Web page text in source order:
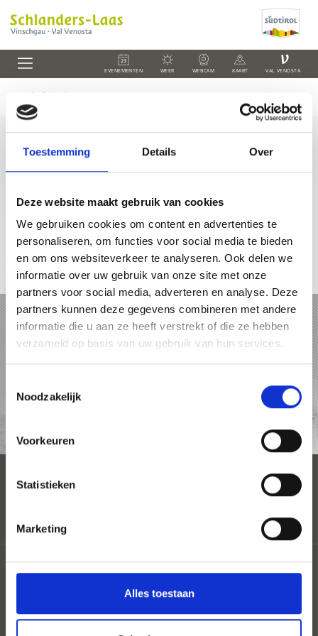
Toestemming Details Over
Deze website maakt gebruik van cookies
We gebruiken cookies om content en advertenties te
personaliseren, om functies voor social media te bieden
en om ons websiteverkeer te analyseren. Ook delen we
informatie over uw gebruik van onze site met onze
partners voor social media, adverteren en analyse. Deze
partners kunnen deze gegevens combineren met andere
informatie die u aan ze heeft verstrekt of die ze hebben
verzameld op basis van uw gebruik van hun services.
Toestemmingsselectie
Noodzakelijk
Voorkeuren
Statistieken
Marketing
Alles toestaan
EVENEMENTEN WEER WEBCAM KAART
V
VAL VENOSTA
Online-kaart
VAKANTIE IN SCHLANDERS EN LAAS
PAKKETTEN
Partner
Coloron